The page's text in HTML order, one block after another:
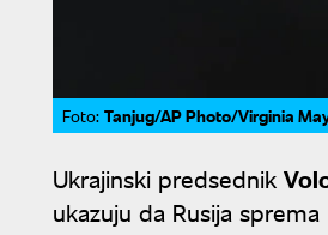
Foto: Tanjug/AP Photo/Virginia
Ukrajinski predsednik
ukazuju da Rusija